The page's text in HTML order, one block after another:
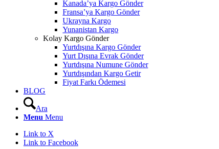
Kanada’ya Kargo Gönder
Fransa’ya Kargo Gönder
Ukrayna Kargo
Yunanistan Kargo
Kolay Kargo Gönder
Yurtdışına Kargo Gönder
Yurt Dışına Evrak Gönder
Yurtdışına Numune Gönder
Yurtdışından Kargo Getir
Fiyat Farkı Ödemesi
BLOG
Ara
Menu Menu
Link to X
Link to Facebook